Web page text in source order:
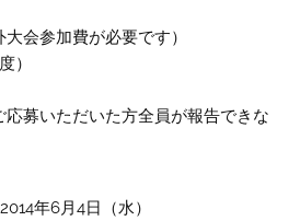
会参加費が必要です）
）
募いただいた方全員が報告できな
年6月4日（水）